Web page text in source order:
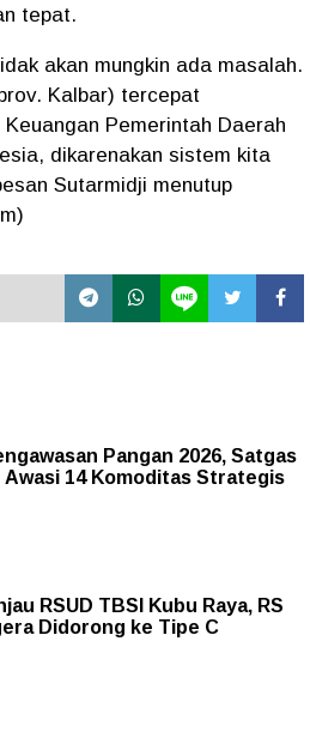
tepat.
akan mungkin ada masalah.
Kalbar) tercepat
Pemerintah Daerah
dikarenakan sistem kita
Sutarmidji menutup
Pangan 2026, Satgas
Awasi 14 Komoditas Strategis
RSUD TBSI Kubu Raya, RS
Didorong ke Tipe C